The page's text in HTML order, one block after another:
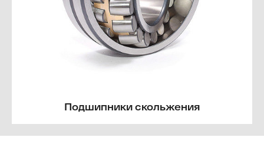
Подшипники скольжения